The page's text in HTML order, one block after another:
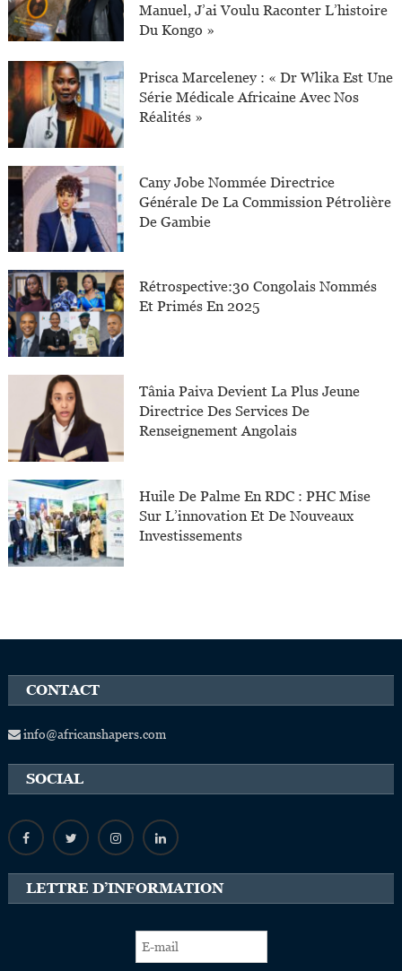
Manuel, J’ai Voulu Raconter L’histoire
Du Kongo »
Prisca Marceleney : « Dr Wlika Est Une
Série Médicale Africaine Avec Nos
Réalités »
Cany Jobe Nommée Directrice
Générale De La Commission Pétrolière
De Gambie
Rétrospective:30 Congolais Nommés
Et Primés En 2025
Tânia Paiva Devient La Plus Jeune
Directrice Des Services De
Renseignement Angolais
Huile De Palme En RDC : PHC Mise
Sur L’innovation Et De Nouveaux
Investissements
CONTACT
info@africanshapers.com
SOCIAL
LETTRE D’INFORMATION